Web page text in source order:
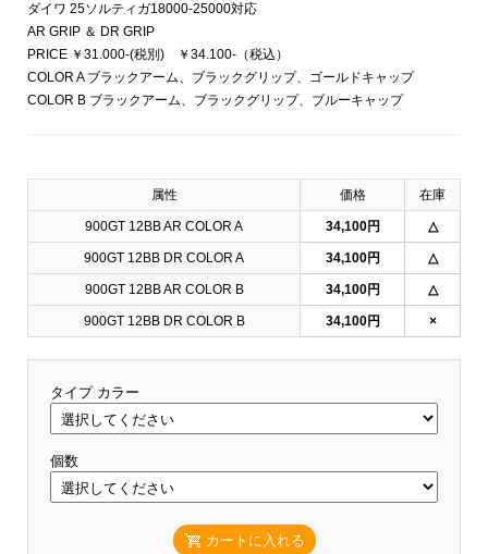
ダイワ 25ソルティガ18000-25000対応
AR GRIP ＆ DR GRIP
PRICE ￥31.000-(税別) ￥34.100-（税込）
COLOR A ブラックアーム、ブラックグリップ、ゴールドキャップ
COLOR B ブラックアーム、ブラックグリップ、ブルーキャップ
属性 価格 在庫
900GT 12BB AR COLOR A 34,100円 △
900GT 12BB DR COLOR A 34,100円 △
900GT 12BB AR COLOR B 34,100円 △
900GT 12BB DR COLOR B 34,100円 ×
タイプ カラー
個数
カートに入れる